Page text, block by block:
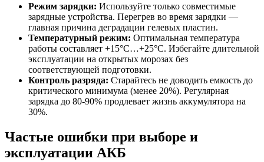
Режим зарядки: Используйте только совместимые
зарядные устройства. Перегрев во время зарядки —
главная причина деградации гелевых пластин.
Температурный режим: Оптимальная температура
работы составляет +15°C…+25°C. Избегайте длительной
эксплуатации на открытых морозах без
соответствующей подготовки.
Контроль разряда: Старайтесь не доводить емкость до
критического минимума (менее 20%). Регулярная
зарядка до 80-90% продлевает жизнь аккумулятора на
30%.
Частые ошибки при выборе и
эксплуатации АКБ